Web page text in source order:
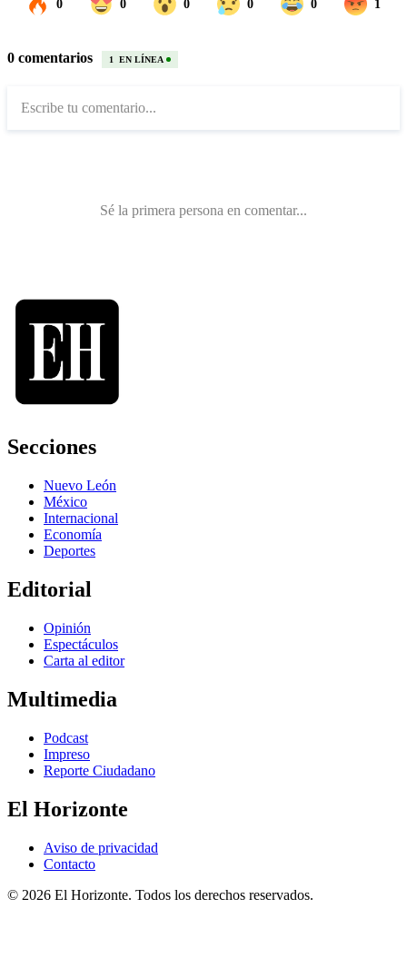
Secciones
Nuevo León
México
Internacional
Economía
Deportes
Editorial
Opinión
Espectáculos
Carta al editor
Multimedia
Podcast
Impreso
Reporte Ciudadano
El Horizonte
Aviso de privacidad
Contacto
© 2026 El Horizonte. Todos los derechos reservados.